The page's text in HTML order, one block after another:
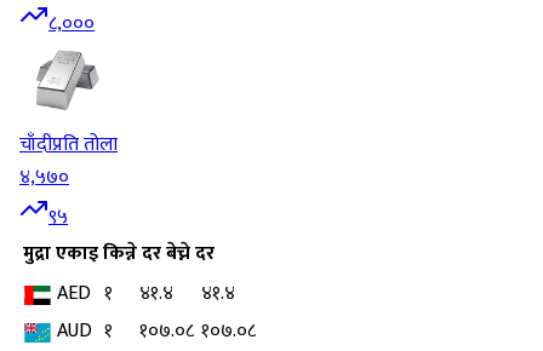
८,०००
चाँदीप्रति तोला
४,५७०
९५
मुद्राएकाइकिन्ने दरबेच्ने दर
AED १ ४१.४
४१.४
AUD १ १०७.०८ १०७.०८